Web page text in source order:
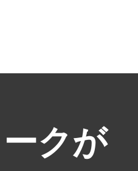
クが